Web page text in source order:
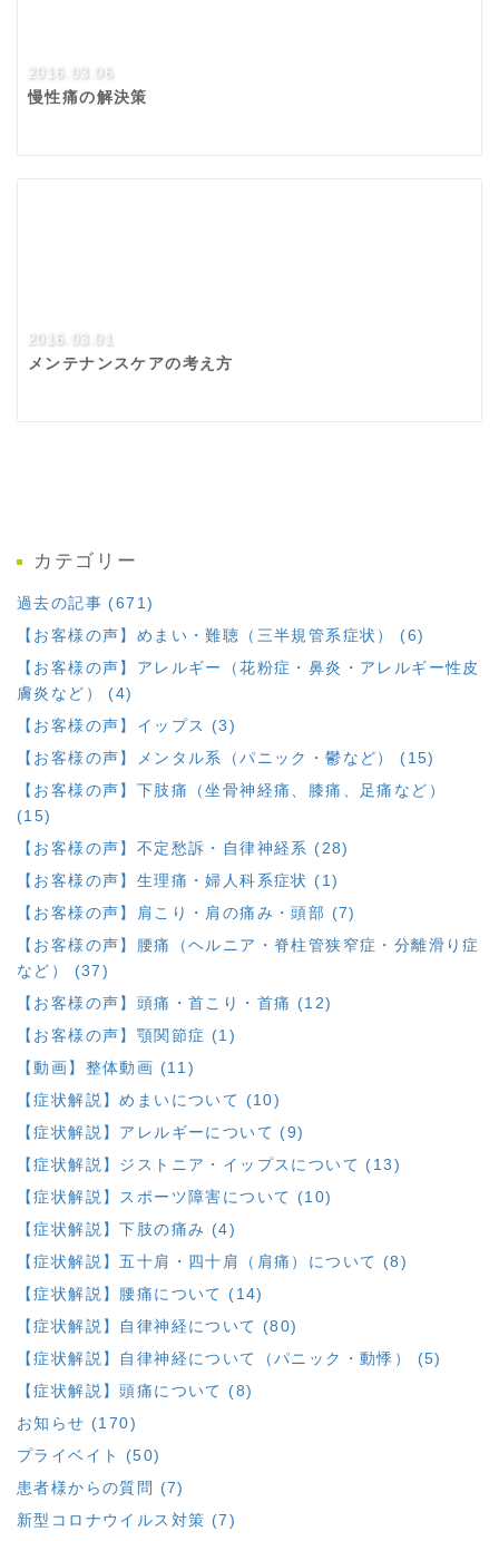
2016.03.06
慢性痛の解決策
2016.03.01
メンテナンスケアの考え方
カテゴリー
過去の記事 (671)
【お客様の声】めまい・難聴（三半規管系症状） (6)
【お客様の声】アレルギー（花粉症・鼻炎・アレルギー性皮
膚炎など） (4)
【お客様の声】イップス (3)
【お客様の声】メンタル系（パニック・鬱など） (15)
【お客様の声】下肢痛（坐骨神経痛、膝痛、足痛など）
(15)
【お客様の声】不定愁訴・自律神経系 (28)
【お客様の声】生理痛・婦人科系症状 (1)
【お客様の声】肩こり・肩の痛み・頭部 (7)
【お客様の声】腰痛（ヘルニア・脊柱管狭窄症・分離滑り症
など） (37)
【お客様の声】頭痛・首こり・首痛 (12)
【お客様の声】顎関節症 (1)
【動画】整体動画 (11)
【症状解説】めまいについて (10)
【症状解説】アレルギーについて (9)
【症状解説】ジストニア・イップスについて (13)
【症状解説】スポーツ障害について (10)
【症状解説】下肢の痛み (4)
【症状解説】五十肩・四十肩（肩痛）について (8)
【症状解説】腰痛について (14)
【症状解説】自律神経について (80)
【症状解説】自律神経について（パニック・動悸） (5)
【症状解説】頭痛について (8)
お知らせ (170)
プライベイト (50)
患者様からの質問 (7)
新型コロナウイルス対策 (7)